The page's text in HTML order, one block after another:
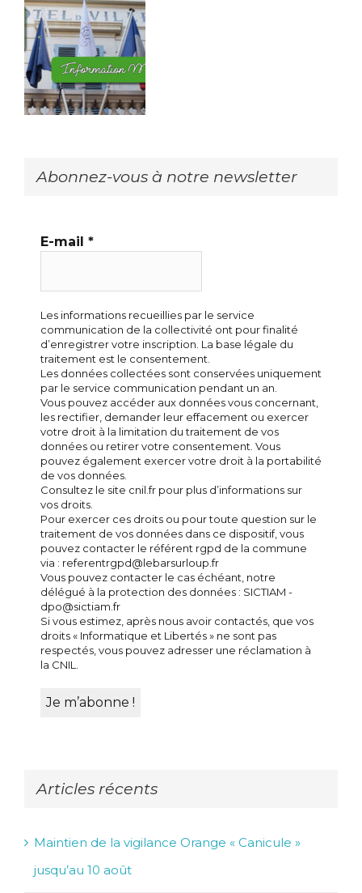
Abonnez-vous à notre newsletter
E-mail *
Les informations recueillies par le service
communication de la collectivité ont pour finalité
d’enregistrer votre inscription. La base légale du
traitement est le consentement.
Les données collectées sont conservées uniquement
par le service communication pendant un an.
Vous pouvez accéder aux données vous concernant,
les rectifier, demander leur effacement ou exercer
votre droit à la limitation du traitement de vos
données ou retirer votre consentement. Vous
pouvez également exercer votre droit à la portabilité
de vos données.
Consultez le site cnil.fr pour plus d’informations sur
vos droits.
Pour exercer ces droits ou pour toute question sur le
traitement de vos données dans ce dispositif, vous
pouvez contacter le référent rgpd de la commune
via : referentrgpd@lebarsurloup.fr
Vous pouvez contacter le cas échéant, notre
délégué à la protection des données : SICTIAM -
dpo@sictiam.fr
Si vous estimez, après nous avoir contactés, que vos
droits « Informatique et Libertés » ne sont pas
respectés, vous pouvez adresser une réclamation à
la CNIL.
Articles récents
Maintien de la vigilance Orange « Canicule »
jusqu’au 10 août